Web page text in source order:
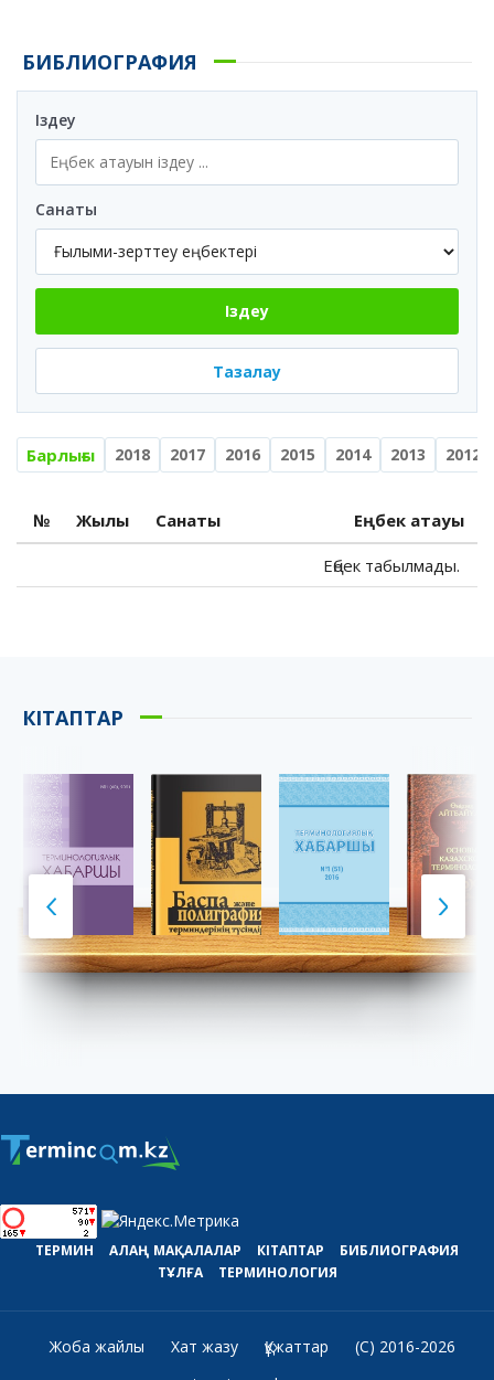
БИБЛИОГРАФИЯ
Іздеу
Санаты
Іздеу
Тазалау
Барлығы 2018 2017 2016 2015 2014 2013 2012
№ Жылы Санаты Еңбек атауы
Еңбек табылмады.
КІТАПТАР
ТЕРМИН АЛАҢ МАҚАЛАЛАР КІТАПТАР
БИБЛИОГРАФИЯ
ТҰЛҒА
ТЕРМИНОЛОГИЯ
Жоба жайлы Хат жазу Құжаттар
(C) 2016-2026